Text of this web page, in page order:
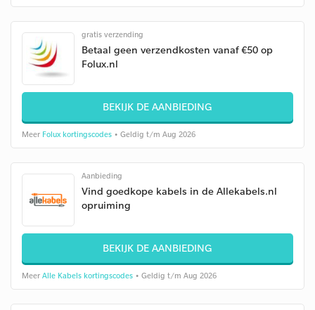
gratis verzending
Betaal geen verzendkosten vanaf €50 op
Folux.nl
BEKIJK DE AANBIEDING
Meer Folux kortingscodes • Geldig t/m Aug 2026
Aanbieding
Vind goedkope kabels in de Allekabels.nl
opruiming
BEKIJK DE AANBIEDING
Meer Alle Kabels kortingscodes • Geldig t/m Aug 2026